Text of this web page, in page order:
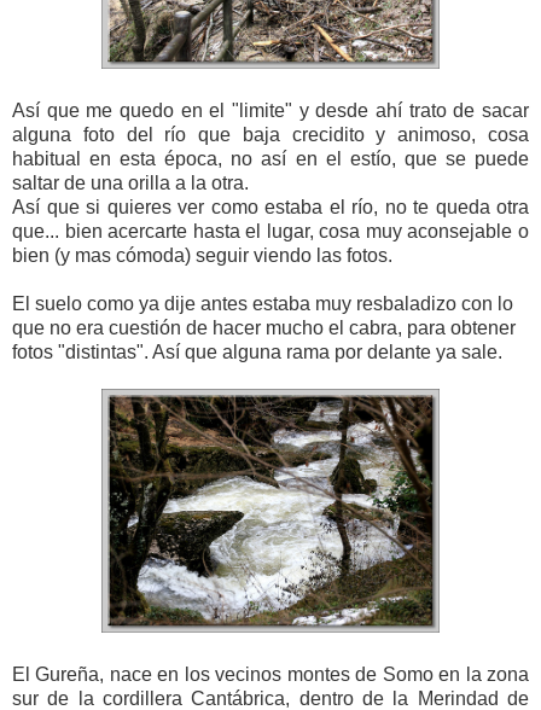
Así que me quedo en el "limite" y desde ahí trato de sacar
alguna foto del río que baja crecidito y animoso, cosa
habitual en esta época, no así en el estío, que se puede
saltar de una orilla a la otra.
Así que si quieres ver como estaba el río, no te queda otra
que... bien acercarte hasta el lugar, cosa muy aconsejable o
bien (y mas cómoda) seguir viendo las fotos.
El suelo como ya dije antes estaba muy resbaladizo con lo
que no era cuestión de hacer mucho el cabra, para obtener
fotos "distintas". Así que alguna rama por delante ya sale.
El Gureña, nace en los vecinos montes de Somo en la zona
sur de la cordillera Cantábrica, dentro de la Merindad de